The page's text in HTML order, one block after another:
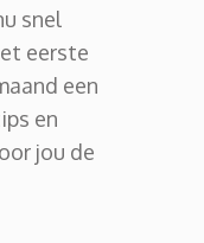
snel
eerste
een
en
jou de